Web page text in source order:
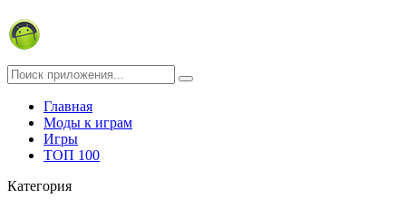
Главная
Моды к играм
Игры
ТОП 100
Категория